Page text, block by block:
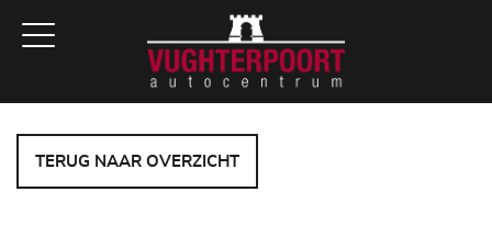
TERUG NAAR OVERZICHT